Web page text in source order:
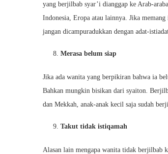
yang berjilbab syar’i dianggap ke Arab-
Indonesia, Eropa atau lainnya. Jika
jangan dicampuradukkan dengan adat-
Merasa belum siap
Jika ada wanita yang berpikiran bahwa ia
Bahkan mungkin bisikan dari syaiton.
dan Mekkah, anak-anak kecil saja sudah
Takut tidak istiqamah
Alasan lain mengapa wanita tidak berjilbab